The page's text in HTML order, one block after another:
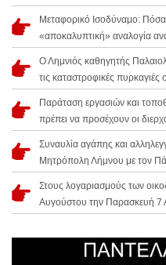
Μεταφορικό Ισοδύναμο:
«αποκαλυπτική» αναλογία
Ο Λημνιός καθηγητής
τις καταστροφικές
Παράταση εργασιών και
πρέπει να προσέχουν οι
Συναυλία αγάπης και
Μητρόπολη Λήμνου με τον
Στους λογαριασμούς των
Αυγούστου την Παρασκευή 7